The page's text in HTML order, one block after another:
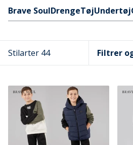
Hurtige links
Brave SoulDrengeTøjUndertøj
Stilarter 44 Filtrer